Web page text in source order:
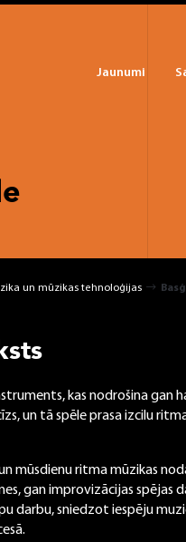
Jaunumi
un mūzikas tehnoloģijas
kas nodrošina gan
un tā spēle prasa izcilu
mūsdienu ritma mūzikas
gan improvizācijas spējas
darbu, sniedzot iespēju